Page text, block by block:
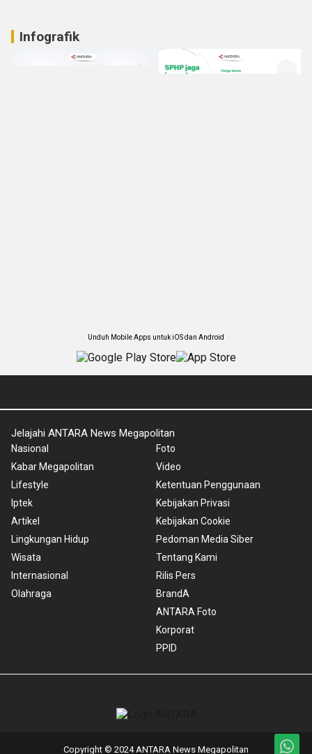
Infografik
Unduh Mobile Apps untuk iOS dan Android
Jelajahi ANTARA News Megapolitan
Nasional
Kabar Megapolitan
Lifestyle
Iptek
Artikel
Lingkungan Hidup
Wisata
Internasional
Olahraga
Foto
Video
Ketentuan Penggunaan
Kebijakan Privasi
Kebijakan Cookie
Pedoman Media Siber
Tentang Kami
Rilis Pers
BrandA
ANTARA Foto
Korporat
PPID
Copyright © 2024 ANTARA News Megapolitan